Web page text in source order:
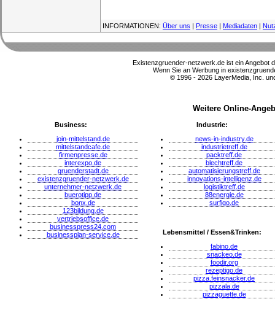
INFORMATIONEN: Über uns | Presse | Mediadaten |
Existenzgruender-netzwerk.de ist ein Angebot
Wenn Sie an Werbung in
© 1996 - 2026 LayerMedia, Inc.
Weitere Online-
Business:
join-mittelstand.de
mittelstandcafe.de
firmenpresse.de
interexpo.de
gruenderstadt.de
existenzgruender-netzwerk.de
unternehmer-netzwerk.de
buerotipp.de
bonx.de
123bildung.de
vertriebsoffice.de
businesspress24.com
businessplan-service.de
Industrie:
news-in-industry.de
industrietreff.de
packtreff.de
blechtreff.de
automatisierungstreff.de
innovations-intelligenz.de
logistiktreff.de
88energie.de
surfigo.de
Lebensmittel / Essen&Trinken:
fabino.de
snackeo.de
foodir.org
rezeptigo.de
pizza.feinsnacker.de
pizzala.de
pizzaguette.de